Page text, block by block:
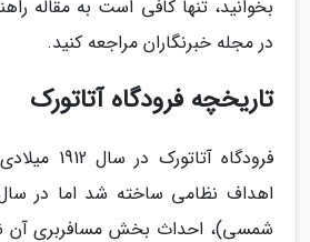
بخوانید، تنها کافی است به مقاله
در مجله خبرنگاران مراجعه کنید.
تاریخچه فرودگاه آتاتورک
شمسی)، احداث بخش مسافربری آن